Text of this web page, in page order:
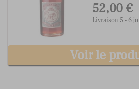
52,00 €
Livraison 5 - 6
Voir le